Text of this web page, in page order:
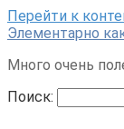
Перейти к
Элементарно
Много очень
Поиск: